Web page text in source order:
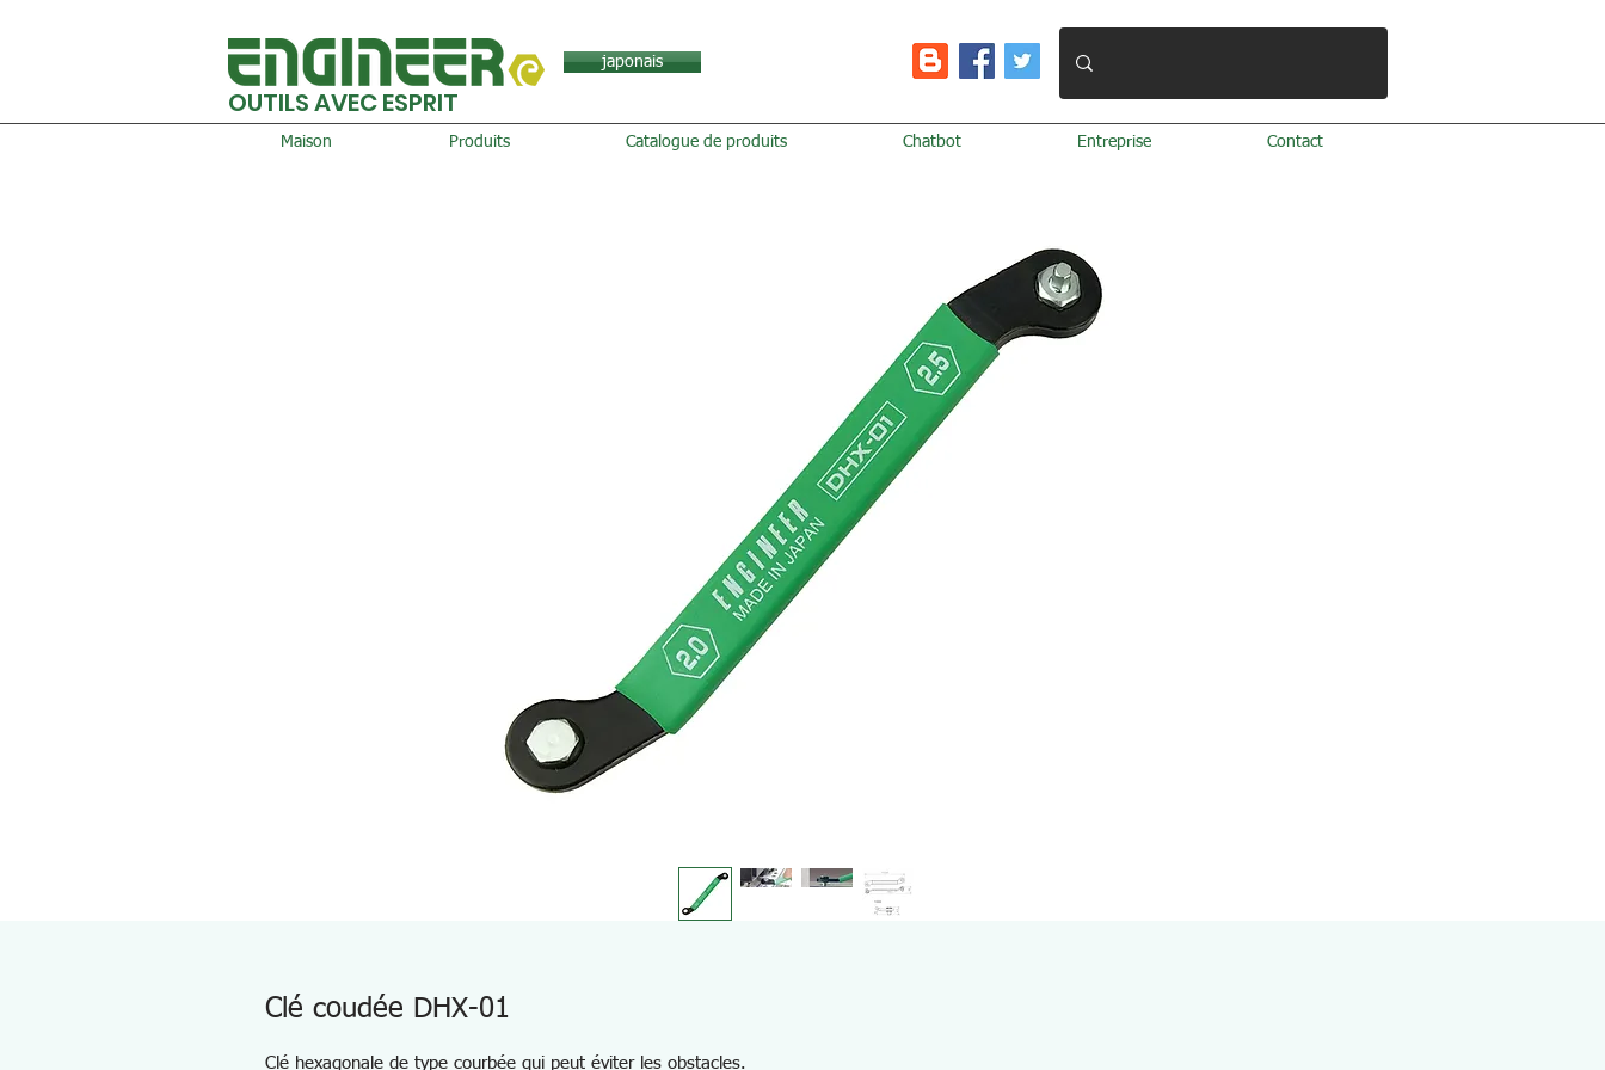
japonais
OUTILS AVEC ESPRIT
Maison Produits Catalogue de produits Chatbot Entreprise Contact
Clé coudée DHX-01
Clé hexagonale de type courbée qui peut éviter les obstacles.